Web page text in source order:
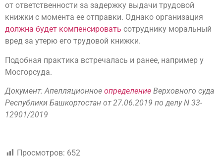
от ответственности за задержку выдачи трудовой
книжки с момента ее отправки. Однако организация
должна будет компенсировать сотруднику моральный
вред за утерю его трудовой книжки.
Подобная практика встречалась и ранее, например у
Мосгорсуда.
Документ: Апелляционное определение Верховного суда
Республики Башкортостан от 27.06.2019 по делу N 33-
12901/2019
Просмотров: 652